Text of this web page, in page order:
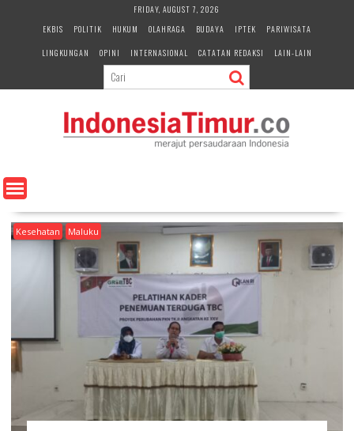
e
n
FRIDAY, AUGUST 7, 2026
EKBIS
POLITIK HUKUM OLAHRAGA BUDAYA IPTEK
PARIWISATA
LINGKUNGAN
OPINI INTERNASIONAL CATATAN REDAKSI LAIN-LAIN
Kesehatan Maluku